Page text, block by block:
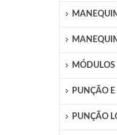
PUNÇÃO
PUNÇÃO